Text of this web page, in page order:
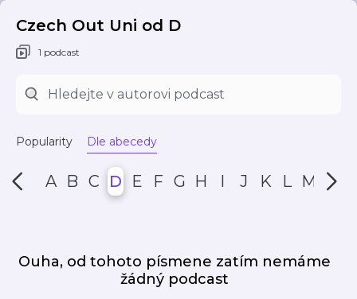
Czech Out Uni od D
1 podcast
Popularity Dle abecedy
A B C D E F G H I J K L M N
Ouha, od tohoto písmene zatím nemáme
žádný podcast